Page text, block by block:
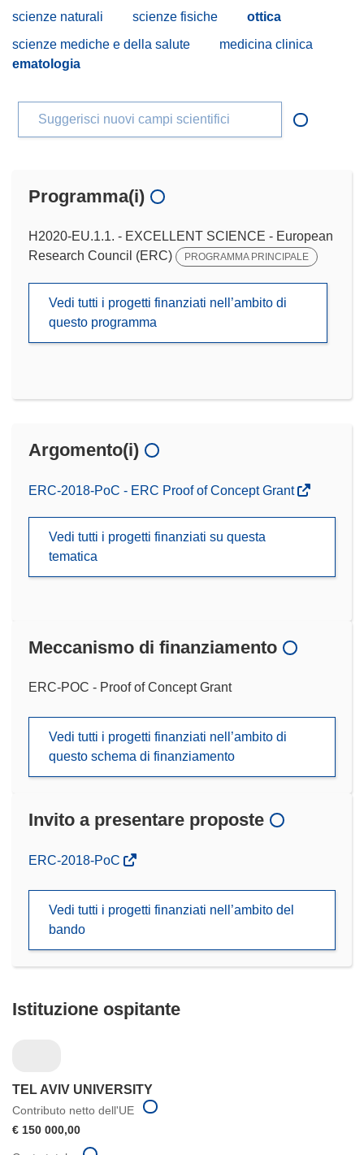
scienze naturali
scienze fisiche
ottica
scienze mediche e della salute
medicina clinica
ematologia
Suggerisci nuovi campi scientifici
Programma(i)
H2020-EU.1.1. - EXCELLENT SCIENCE - European
Research Council (ERC)
PROGRAMMA PRINCIPALE
Vedi tutti i progetti finanziati nell’ambito di
questo programma
Argomento(i)
ERC-2018-PoC - ERC Proof of Concept Grant
Vedi tutti i progetti finanziati su questa
tematica
Meccanismo di finanziamento
ERC-POC - Proof of Concept Grant
Vedi tutti i progetti finanziati nell’ambito di
questo schema di finanziamento
Invito a presentare proposte
(si
nuova
ERC-2018-PoC
Vedi tutti i progetti finanziati nell’ambito del
bando
Istituzione ospitante
TEL AVIV UNIVERSITY
Contributo netto dell'UE
€ 150 000,00